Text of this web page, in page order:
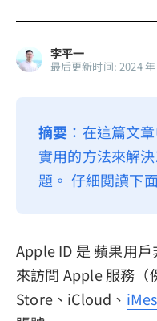
BuhoRepair
BuhoNTFS
關於我們
聯絡我們
隱私權政策
李平一
最后更新时间: 2024
摘要 ：在這篇文
實用的方法來解
題。 仔細閱讀下
Apple ID 是 蘋果用
來訪問 Apple 服務
Store、iCloud、